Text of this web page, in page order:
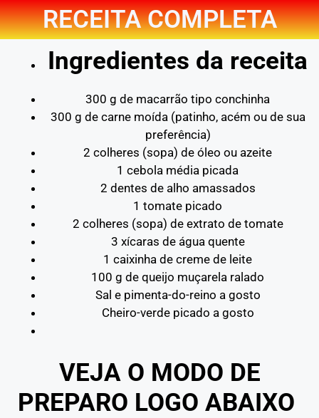
RECEITA COMPLETA
Ingredientes da receita
300 g de macarrão tipo conchinha
300 g de carne moída (patinho, acém ou de sua
preferência)
2 colheres (sopa) de óleo ou azeite
1 cebola média picada
2 dentes de alho amassados
1 tomate picado
2 colheres (sopa) de extrato de tomate
3 xícaras de água quente
1 caixinha de creme de leite
100 g de queijo muçarela ralado
Sal e pimenta-do-reino a gosto
Cheiro-verde picado a gosto
VEJA O MODO DE
PREPARO LOGO ABAIXO